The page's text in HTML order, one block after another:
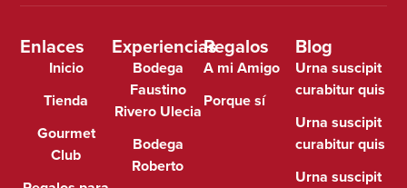
Enlaces
Inicio
Tienda
Gourmet
Club
Experiencias
Bodega
Faustino
Rivero Ulecia
Bodega
Roberto
Regalos
A mi Amigo
Porque sí
Blog
Urna suscipit
curabitur quis
Urna suscipit
curabitur quis
Urna suscipit